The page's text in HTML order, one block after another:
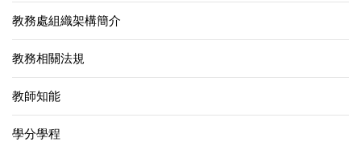
教務處組織架構簡介
教務相關法規
教師知能
學分學程